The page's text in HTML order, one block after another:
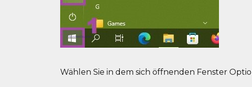
Wählen Sie in dem sich öffnenden Fenster